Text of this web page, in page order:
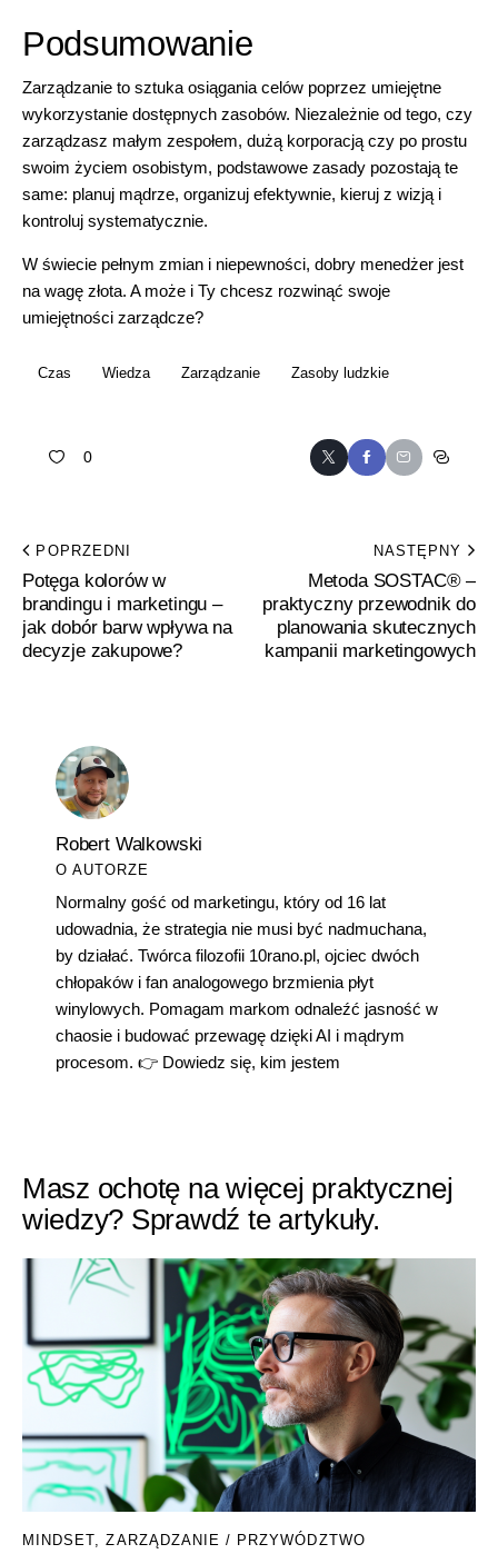
Podsumowanie
Zarządzanie to sztuka osiągania celów poprzez umiejętne
wykorzystanie dostępnych zasobów. Niezależnie od tego, czy
zarządzasz małym zespołem, dużą korporacją czy po prostu
swoim życiem osobistym, podstawowe zasady pozostają te
same: planuj mądrze, organizuj efektywnie, kieruj z wizją i
kontroluj systematycznie.
W świecie pełnym zmian i niepewności, dobry menedżer jest
na wagę złota. A może i Ty chcesz rozwinąć swoje
umiejętności zarządcze?
Czas Wiedza Zarządzanie Zasoby ludzkie
0
POPRZEDNI
Potęga kolorów w
brandingu i marketingu –
jak dobór barw wpływa na
decyzje zakupowe?
NASTĘPNY
Metoda SOSTAC® –
praktyczny przewodnik do
planowania skutecznych
kampanii marketingowych
Robert Walkowski
O AUTORZE
Normalny gość od marketingu, który od 16 lat
udowadnia, że strategia nie musi być nadmuchana,
by działać. Twórca filozofii 10rano.pl, ojciec dwóch
chłopaków i fan analogowego brzmienia płyt
winylowych. Pomagam markom odnaleźć jasność w
chaosie i budować przewagę dzięki AI i mądrym
procesom. 👉 Dowiedz się, kim jestem
Masz ochotę na więcej praktycznej
wiedzy? Sprawdź te artykuły.
MINDSET,ZARZĄDZANIE / PRZYWÓDZTWO